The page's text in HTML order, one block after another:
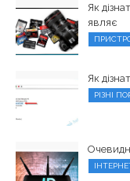
Як
являє
Як
РІЗНІ